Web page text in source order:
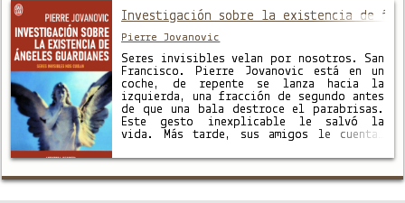
desfilan en este diccionario destinado a
todos …
Investigación sobre la existencia de
Pierre Jovanovic
Seres invisibles velan por nosotros. San
Francisco. Pierre Jovanovic está en un
coche, de repente se lanza hacia la
izquierda, una fracción de segundo antes
de que una bala destroce el parabrisas.
Este gesto inexplicable le salvó la
vida. Más tarde, sus amigos le cuentan
salvados milagrosamente de la muerte, el